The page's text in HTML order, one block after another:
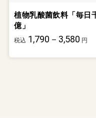
植物乳酸菌飲料「毎日
億」
税込 1,790－3,580 円